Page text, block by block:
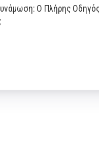
Ο Πλήρης